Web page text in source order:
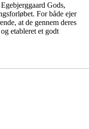
Gods,
For både ejer
at de gennem deres
etableret et godt